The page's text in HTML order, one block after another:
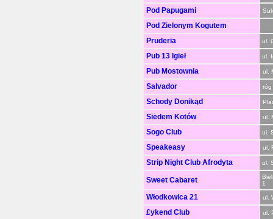
Pod Papugami
Pod Zielonym Kogutem
Pruderia
ul.
Pub 13 Igieł ul.
Pub Mostownia ul.
Salvador róg
Schody Donikąd
Siedem Kotów ul.
Sogo Club ul.
Speakeasy ul.
Strip Night Club Afrodyta ul.
Sweet Cabaret
1
Włodkowica 21 ul.
£ykend Club ul.